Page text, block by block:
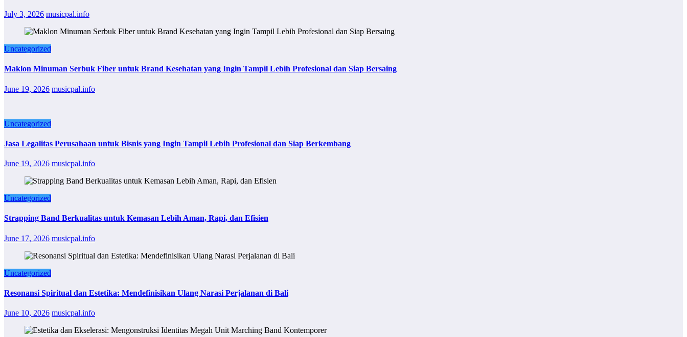
July 3, 2026 musicpal.info
Uncategorized
Maklon Minuman Serbuk Fiber untuk Brand Kesehatan yang Ingin Tampil Lebih Profesional dan Siap Bersaing
June 19, 2026 musicpal.info
Uncategorized
Jasa Legalitas Perusahaan untuk Bisnis yang Ingin Tampil Lebih Profesional dan Siap Berkembang
June 19, 2026 musicpal.info
Uncategorized
Strapping Band Berkualitas untuk Kemasan Lebih Aman, Rapi, dan Efisien
June 17, 2026 musicpal.info
Uncategorized
Resonansi Spiritual dan Estetika: Mendefinisikan Ulang Narasi Perjalanan di Bali
June 10, 2026 musicpal.info